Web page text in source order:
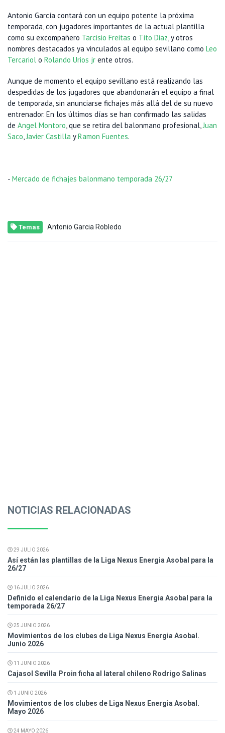
Antonio García contará con un equipo potente la próxima
temporada, con jugadores importantes de la actual plantilla
como su excompañero Tarcisio Freitas o Tito Diaz, y otros
nombres destacados ya vinculados al equipo sevillano como Leo
Tercariol o Rolando Urios jr ente otros.
Aunque de momento el equipo sevillano está realizando las
despedidas de los jugadores que abandonarán el equipo a final
de temporada, sin anunciarse fichajes más allá del de su nuevo
entrenador. En los últimos días se han confirmado las salidas
de Angel Montoro, que se retira del balonmano profesional,Juan
Saco,Javier Castilla yRamon Fuentes.
- Mercado de fichajes balonmano temporada 26/27
Temas Antonio Garcia Robledo
NOTICIAS RELACIONADAS
29 JULIO 2026
Así están las plantillas de la Liga Nexus Energia Asobal para la
26/27
16 JULIO 2026
Definido el calendario de la Liga Nexus Energia Asobal para la
temporada 26/27
25 JUNIO 2026
Movimientos de los clubes de Liga Nexus Energia Asobal.
Junio 2026
11 JUNIO 2026
Cajasol Sevilla Proin ficha al lateral chileno Rodrigo Salinas
1 JUNIO 2026
Movimientos de los clubes de Liga Nexus Energia Asobal.
Mayo 2026
24 MAYO 2026